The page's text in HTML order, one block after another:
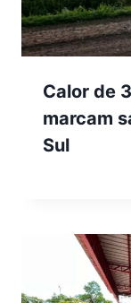
Calor de
marcam
Sul